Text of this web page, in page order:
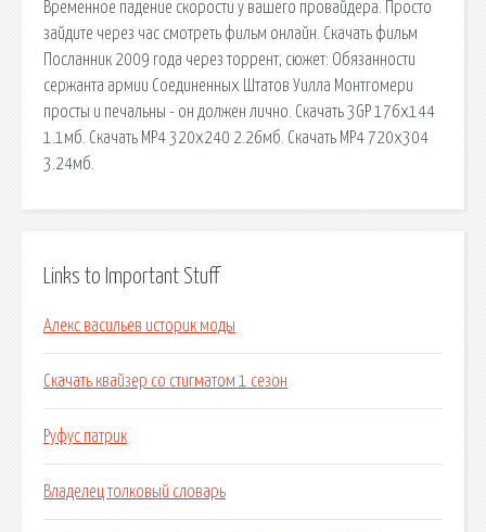
Временное падение скорости у вашего провайдера. Просто
зайдите через час смотреть фильм онлайн. Скачать фильм
Посланник 2009 года через торрент, сюжет: Обязанности
сержанта армии Соединенных Штатов Уилла Монтгомери
просты и печальны - он должен лично. Скачать 3GP 176x144
1.1мб. Скачать MP4 320x240 2.26мб. Скачать MP4 720x304
3.24мб.
Links to Important Stuff
Алекс васильев историк моды
Скачать квайзер со стигматом 1 сезон
Руфус патрик
Владелец толковый словарь